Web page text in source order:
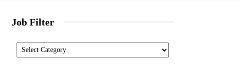
Job Filter
Categories